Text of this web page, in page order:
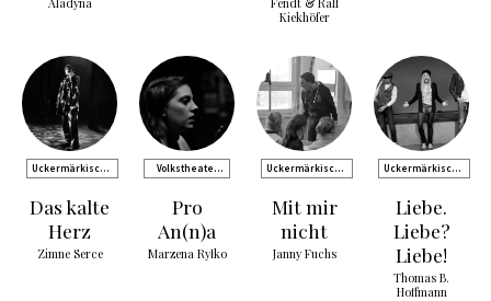
Aladyna
Fendt & Ralf
Kiekhöfer
Uckermärkische
Das kalte
Herz
Zimne Serce
Volkstheater
Pro
An(n)a
Marzena Ryłko
Uckermärkische
Mit mir
nicht
Janny Fuchs
Uckermärkische
Liebe.
Liebe?
Liebe!
Thomas B.
Hoffmann